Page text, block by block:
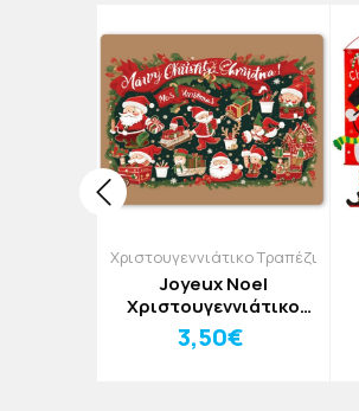
Χριστουγεννιάτικο Τραπέζι
Joyeux Noel
Χριστουγεννιάτικο
Σουπλά Από PVC Με
Εκτύπωση 33x43cm
3,50€